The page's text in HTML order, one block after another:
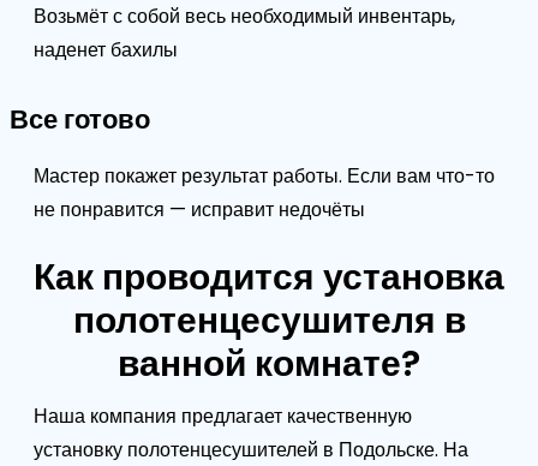
Возьмёт с собой весь необходимый инвентарь,
наденет бахилы
Все готово
Мастер покажет результат работы. Если вам что-то
не понравится — исправит недочёты
Как проводится установка
полотенцесушителя в
ванной комнате?
Наша компания предлагает качественную
установку полотенцесушителей в Подольске. На